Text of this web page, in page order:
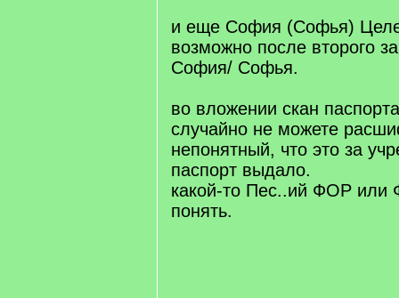
и еще София (Софья)
возможно после второго
София/ Софья.
во вложении скан
случайно не можете
непонятный, что это за
паспорт выдало.
какой-то Пес..ий ФОР или
понять.